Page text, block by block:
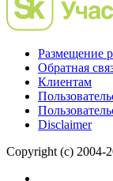
Размещение
Обратная связь